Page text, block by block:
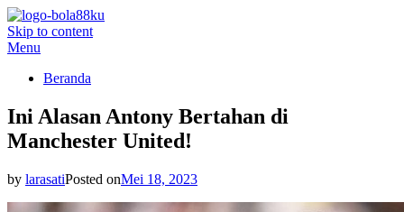
BOLA88KU.ID
Berita Bola Terbaru dan Terhangat
Skip to content
Menu
Beranda
Ini Alasan Antony Bertahan di
Manchester United!
by larasatiPosted onMei 18, 2023